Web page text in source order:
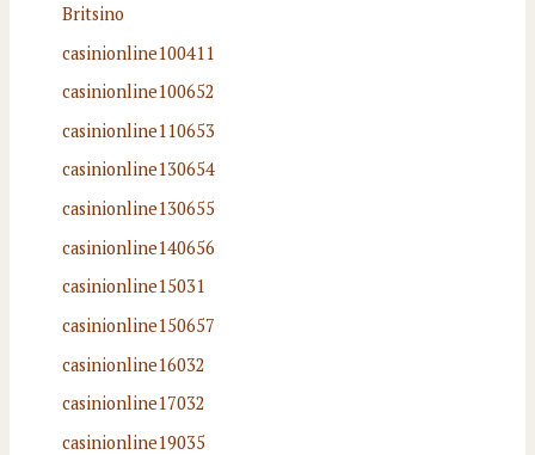
Britsino
casinionline100411
casinionline100652
casinionline110653
casinionline130654
casinionline130655
casinionline140656
casinionline15031
casinionline150657
casinionline16032
casinionline17032
casinionline19035